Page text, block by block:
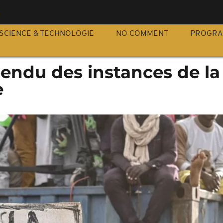
SCIENCE & TECHNOLOGIE NO COMMENT
des instances de la